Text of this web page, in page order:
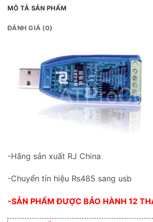
MÔ TẢ SẢN PHẨM
ĐÁNH GIÁ (0)
-Hãng sản xuất RJ China
-Chuyển tín hiệu Rs485 sang usb
-SẢN PHẨM ĐƯỢC BẢO HÀNH 12